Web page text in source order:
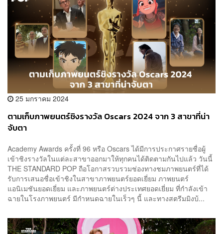
25 มกราคม 2024
ตามเก็บภาพยนตร์ชิงรางวัล Oscars 2024 จาก 3 สาขาที่น่า
จับตา
Academy Awards ครั้งที่ 96 หรือ Oscars ได้มีการประกาศรายชื่อผู้
เข้าชิงรางวัลในแต่ละสาขาออกมาให้ทุกคนได้ติดตามกันไปแล้ว วันนี้
THE STANDARD POP ถือโอกาสรวบรวมช่องทางชมภาพยนตร์ที่ได้
รับการเสนอชื่อเข้าชิงในสาขาภาพยนตร์ยอดเยี่ยม ภาพยนตร์
แอนิเมชันยอดเยี่ยม และภาพยนตร์ต่างประเทศยอดเยี่ยม ที่กำลังเข้า
ฉายในโรงภาพยนตร์ มีกำหนดฉายในเร็วๆ นี้ และทางสตรีมมิงบ้...